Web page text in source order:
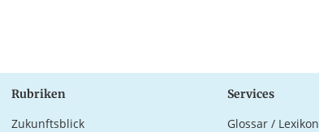
Rubriken
Zukunftsblick
Services
Glossar / Lexikon